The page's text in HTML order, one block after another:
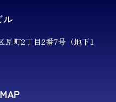
ル
瓦町2丁目2番7号（地下1